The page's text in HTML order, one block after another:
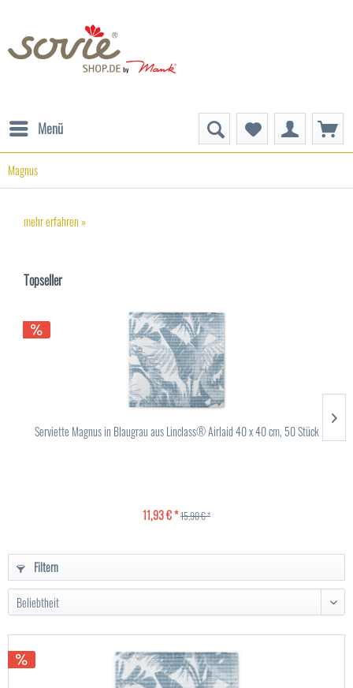
Menü
Magnus
mehr erfahren »
Topseller
Serviette Magnus in Blaugrau aus Linclass® Airlaid 40 x 40 cm, 50 Stück
11,93 € *15,90 € *
Filtern